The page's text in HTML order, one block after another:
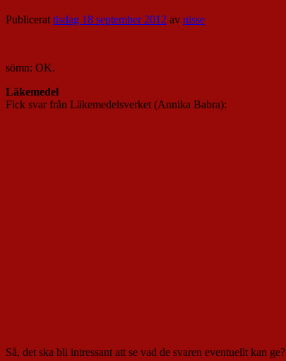
Publicerattisdag 18 september 2012 av nisse
sömn: OK.
Läkemedel
Fick svar från Läkemedelsverket (Annika Babra):
Så, det ska bli intressant att se vad de svaren eventuellt kan ge?